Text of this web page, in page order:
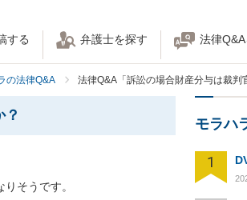
する 弁護士を探す 法律
の法律Q&A 法律Q&A「訴訟の場合財産分与は裁判
そうです。
モラハ
1